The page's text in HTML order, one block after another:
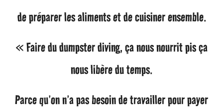
de préparer les aliments et de cuisiner ensemble.
« Faire du dumpster diving, ça nous nourrit pis ça
nous libère du temps.
Parce qu’on n’a pas besoin de travailler pour payer